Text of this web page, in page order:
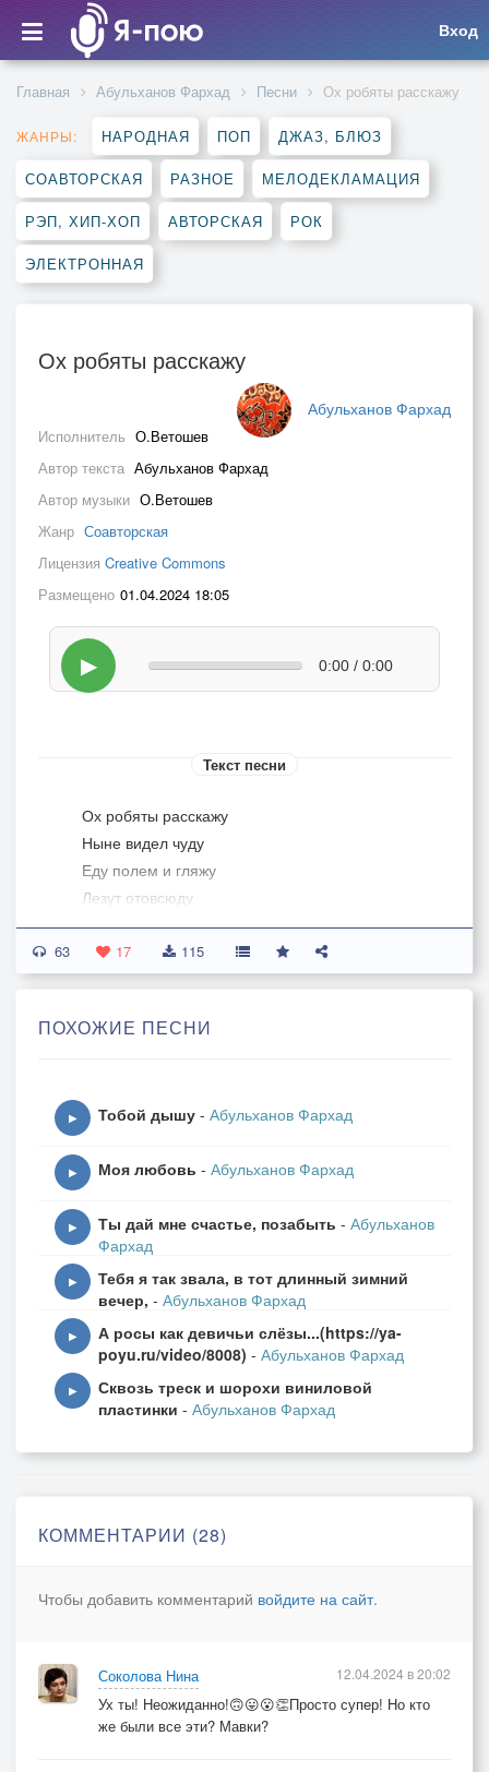
Вход
Главная Абульханов Фархад Песни Ох робяты расскажу
ЖАНРЫ: НАРОДНАЯ ПОП ДЖАЗ, БЛЮЗ
СОАВТОРСКАЯ РАЗНОЕ МЕЛОДЕКЛАМАЦИЯ
РЭП, ХИП-ХОП АВТОРСКАЯ РОК
ЭЛЕКТРОННАЯ
Ох робяты расскажу
Абульханов Фархад
Исполнитель О.Ветошев
Автор текста Абульханов Фархад
Автор музыки О.Ветошев
Жанр Соавторская
Лицензия Creative Commons
Размещено 01.04.2024 18:05
▶ 0:00 / 0:00
Текст песни
Ох робяты расскажу
Ныне видел чуду
Еду полем и гляжу
Лезут отовсюду
Кто в рубахе,кто без ней
Стоят срамом светят
Ленточкою метят
И на том спасибо
И послал с изгибом
Только толку нету,зря
Прыгають и скачуть
"Не робей "мне говоря
Только глаза прячут
Улыбаются хитро
Как бы не с усмешкой
И мне тычут под ребро
Дома то засада
Батя седня нарешал
Вот такие вот дела
В рекруты ль податься
63 17 115
ПОХОЖИЕ ПЕСНИ
▶ Тобой дышу - Абульханов Фархад
▶ Моя любовь - Абульханов Фархад
▶ Ты дай мне счастье, позабыть - Абульханов
Фархад
▶
Тебя я так звала, в тот длинный зимний
вечер, - Абульханов Фархад
▶
А росы как девичьи слёзы...(https://ya-
poyu.ru/video/8008) - Абульханов Фархад
▶
Сквозь треск и шорохи виниловой
пластинки - Абульханов Фархад
КОММЕНТАРИИ (28)
Чтобы добавить комментарий войдите на сайт.
Соколова Нина
Ух ты! Неожиданно!🙃😛😮👏Просто супер! Но кто
же были все эти? Мавки?
12.04.2024 в 20:02